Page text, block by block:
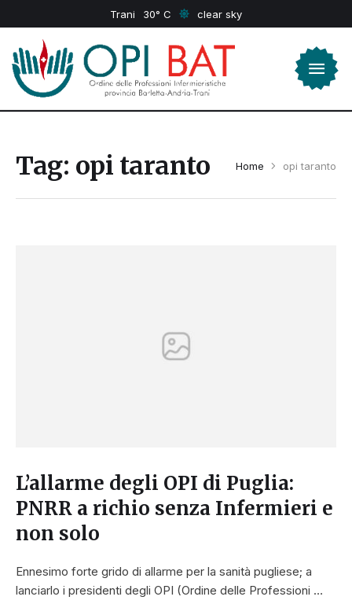
Trani 30 clear sky
Tag: opi taranto Home opi taranto
L’allarme degli OPI di Puglia:
PNRR a richio senza Infermieri e
non solo
Ennesimo forte grido di allarme per la sanità pugliese; a
lanciarlo i presidenti degli OPI (Ordine delle Professioni …